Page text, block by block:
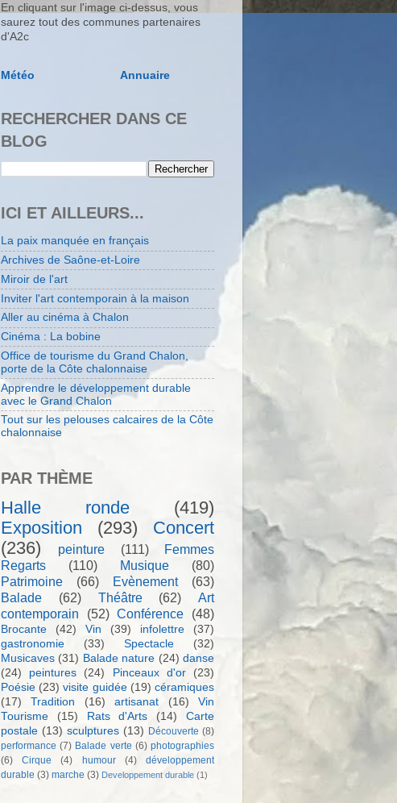
En cliquant sur l'image ci-dessus, vous
saurez tout des communes partenaires
d'A2c
Météo Annuaire
RECHERCHER DANS CE
BLOG
ICI ET AILLEURS...
La paix manquée en français
Archives de Saône-et-Loire
Miroir de l'art
Inviter l'art contemporain à la maison
Aller au cinéma à Chalon
Cinéma : La bobine
Office de tourisme du Grand Chalon,
porte de la Côte chalonnaise
Apprendre le développement durable
avec le Grand Chalon
Tout sur les pelouses calcaires de la Côte
chalonnaise
PAR THÈME
Halle ronde
(419)
Exposition
(293)
Concert
(236)
peinture (111)
Femmes
Regarts
(110) Musique
(80)
Patrimoine
(66) Evènement
(63)
Balade
(62) Théâtre (62)
Art
contemporain
(52) Conférence (48)
Brocante (42) Vin (39) infolettre
(37)
gastronomie
(33) Spectacle
(32)
Musicaves (31) Balade nature (24) danse
(24)
peintures (24) Pinceaux d'or
(23)
Poésie (23) visite guidée (19) céramiques
(17)
Tradition (16) artisanat (16)
Vin
Tourisme
(15) Rats d'Arts (14)
Carte
postale (13) sculptures (13) Découverte (8)
performance (7) Balade verte (6) photographies
(6)
Cirque (4) humour (4)
développement
durable (3) marche (3) Developpement durable (1)